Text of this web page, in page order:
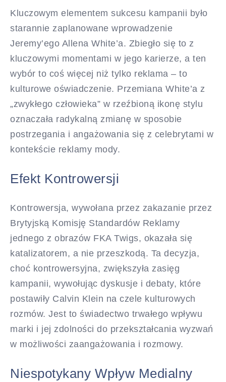
Kluczowym elementem sukcesu kampanii było
starannie zaplanowane wprowadzenie
Jeremy’ego Allena White’a. Zbiegło się to z
kluczowymi momentami w jego karierze, a ten
wybór to coś więcej niż tylko reklama – to
kulturowe oświadczenie. Przemiana White’a z
„zwykłego człowieka” w rzeźbioną ikonę stylu
oznaczała radykalną zmianę w sposobie
postrzegania i angażowania się z celebrytami w
kontekście reklamy mody.
Efekt Kontrowersji
Kontrowersja, wywołana przez zakazanie przez
Brytyjską Komisję Standardów Reklamy
jednego z obrazów FKA Twigs, okazała się
katalizatorem, a nie przeszkodą. Ta decyzja,
choć kontrowersyjna, zwiększyła zasięg
kampanii, wywołując dyskusje i debaty, które
postawiły Calvin Klein na czele kulturowych
rozmów. Jest to świadectwo trwałego wpływu
marki i jej zdolności do przekształcania wyzwań
w możliwości zaangażowania i rozmowy.
Niespotykany Wpływ Medialny